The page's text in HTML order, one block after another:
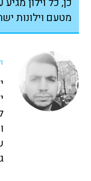
מטעם וילונות